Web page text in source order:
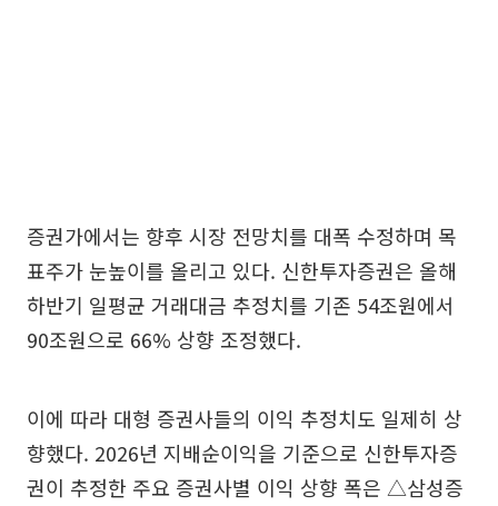
증권가에서는 향후 시장 전망치를 대폭 수정하며 목
표주가 눈높이를 올리고 있다. 신한투자증권은 올해
하반기 일평균 거래대금 추정치를 기존 54조원에서
90조원으로 66% 상향 조정했다.
이에 따라 대형 증권사들의 이익 추정치도 일제히 상
향했다. 2026년 지배순이익을 기준으로 신한투자증
권이 추정한 주요 증권사별 이익 상향 폭은 △삼성증